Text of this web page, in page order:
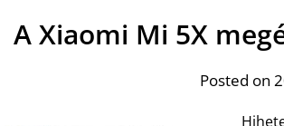
A Xiaomi Mi 5X
Posted on